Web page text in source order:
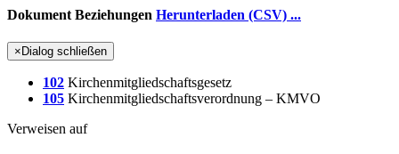
Dokument Beziehungen Herunterladen (CSV) ...
× Dialog schließen
102 Kirchenmitgliedschaftsgesetz
105 Kirchenmitgliedschaftsverordnung – KMVO
Verweisen auf